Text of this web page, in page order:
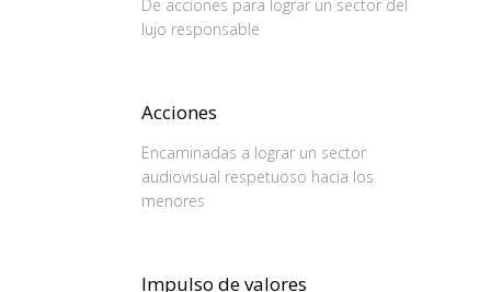
De acciones para lograr un sector del
lujo responsable
Acciones
Encaminadas a lograr un sector
audiovisual respetuoso hacia los
menores
Impulso de valores